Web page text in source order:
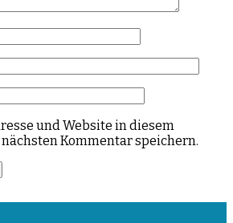
und Website in diesem
Kommentar speichern.